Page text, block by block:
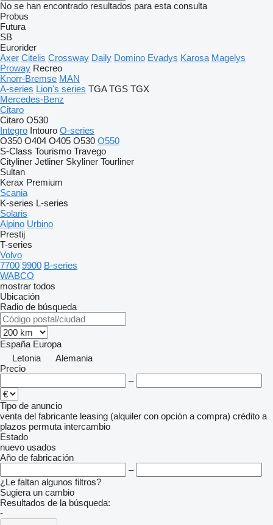
No se han encontrado resultados para esta consulta
Probus
Futura
SB
Eurorider
Axer Citelis Crossway Daily Domino Evadys Karosa Magelys
Proway Recreo
Knorr-Bremse MAN
A-series Lion's series TGA TGS TGX
Mercedes-Benz
Citaro
Citaro O530
Integro Intouro O-series
O350 O404 O405 O530 O550
S-Class Tourismo Travego
Cityliner Jetliner Skyliner Tourliner
Sultan
Kerax Premium
Scania
K-series L-series
Solaris
Alpino Urbino
Prestij
T-series
Volvo
7700 9900 B-series
WABCO
mostrar todos
Ubicación
Radio de búsqueda
España Europa
Letonia
Alemania
Precio
–
Tipo de anuncio
venta del fabricante leasing (alquiler con opción a compra) crédito a
plazos permuta intercambio
Estado
nuevo usados
Año de fabricación
–
¿Le faltan algunos filtros?
Sugiera un cambio
Resultados de la búsqueda:
-